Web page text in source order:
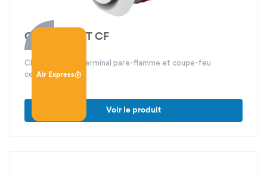
Air Express
CBT PF / CBT CF
Clapet-bouche terminal pare-flamme et coupe-feu
certifiés CE
Voir le produit